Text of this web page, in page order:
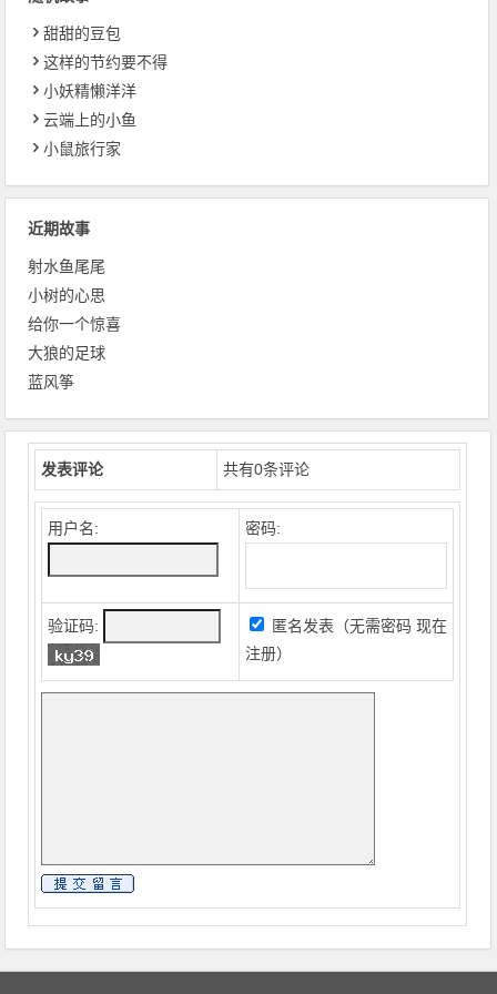
甜甜的豆包
这样的节约要不得
小妖精懒洋洋
云端上的小鱼
小鼠旅行家
近期故事
射水鱼尾尾
小树的心思
给你一个惊喜
大狼的足球
蓝风筝
发表评论 共有0条评论
用户名: 密码:
验证码: 匿名发表（无需密码现在
注册）